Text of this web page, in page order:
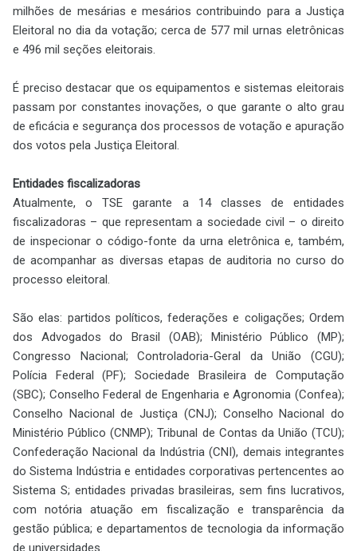
milhões de mesárias e mesários contribuindo para a Justiça
Eleitoral no dia da votação; cerca de 577 mil urnas eletrônicas
e 496 mil seções eleitorais.
É preciso destacar que os equipamentos e sistemas eleitorais
passam por constantes inovações, o que garante o alto grau
de eficácia e segurança dos processos de votação e apuração
dos votos pela Justiça Eleitoral.
Entidades fiscalizadoras
Atualmente, o TSE garante a 14 classes de entidades
fiscalizadoras – que representam a sociedade civil – o direito
de inspecionar o código-fonte da urna eletrônica e, também,
de acompanhar as diversas etapas de auditoria no curso do
processo eleitoral.
São elas: partidos políticos, federações e coligações; Ordem
dos Advogados do Brasil (OAB); Ministério Público (MP);
Congresso Nacional; Controladoria-Geral da União (CGU);
Polícia Federal (PF); Sociedade Brasileira de Computação
(SBC); Conselho Federal de Engenharia e Agronomia (Confea);
Conselho Nacional de Justiça (CNJ); Conselho Nacional do
Ministério Público (CNMP); Tribunal de Contas da União (TCU);
Confederação Nacional da Indústria (CNI), demais integrantes
do Sistema Indústria e entidades corporativas pertencentes ao
Sistema S; entidades privadas brasileiras, sem fins lucrativos,
com notória atuação em fiscalização e transparência da
gestão pública; e departamentos de tecnologia da informação
de universidades.